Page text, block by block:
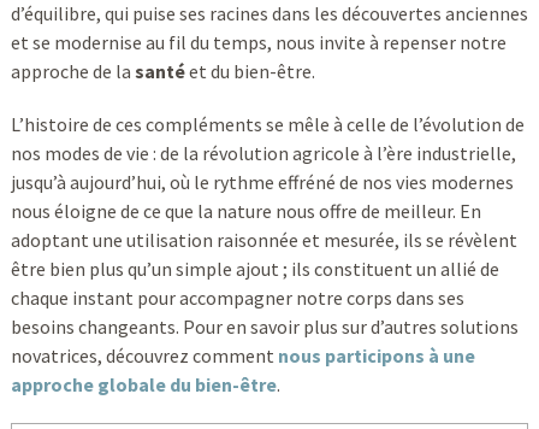
d’équilibre, qui puise ses racines dans les découvertes anciennes
et se modernise au fil du temps, nous invite à repenser notre
approche de la santéet du bien-être.
L’histoire de ces compléments se mêle à celle de l’évolution de
nos modes de vie : de la révolution agricole à l’ère industrielle,
jusqu’à aujourd’hui, où le rythme effréné de nos vies modernes
nous éloigne de ce que la nature nous offre de meilleur. En
adoptant une utilisation raisonnée et mesurée, ils se révèlent
être bien plus qu’un simple ajout ; ils constituent un allié de
chaque instant pour accompagner notre corps dans ses
besoins changeants. Pour en savoir plus sur d’autres solutions
novatrices, découvrez comment nous participons à une
approche globale du bien-être.